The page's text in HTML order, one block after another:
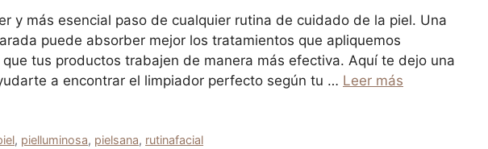
y más esencial paso de cualquier rutina de cuidado de la piel. Una
puede absorber mejor los tratamientos que apliquemos
tus productos trabajen de manera más efectiva. Aquí te dejo una
a encontrar el limpiador perfecto según tu … Leer más
, pielluminosa, pielsana, rutinafacial